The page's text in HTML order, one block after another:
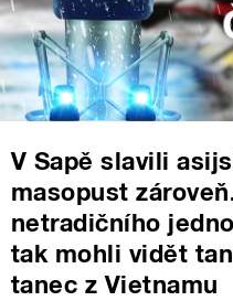
V Sapě slavili
masopust
netradičního
tak mohli vidět
tanec z Vietnamu